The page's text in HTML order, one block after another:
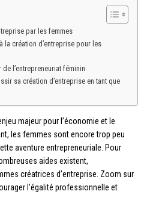
par les femmes
création d’entreprise pour les
l’entrepreneuriat féminin
sa création d’entreprise en tant que
majeur pour l’économie et le
les femmes sont encore trop peu
aventure entrepreneuriale. Pour
aides existent,
créatrices d’entreprise. Zoom sur
l’égalité professionnelle et